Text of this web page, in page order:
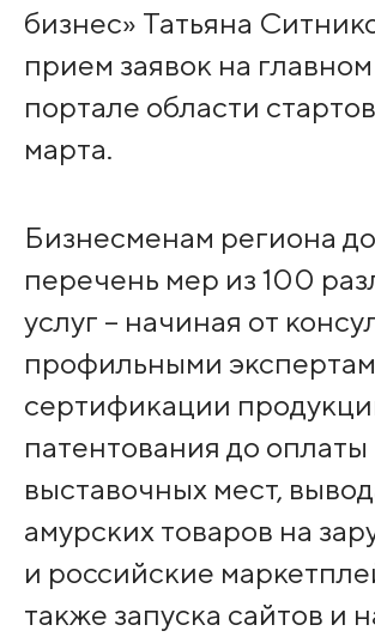
бизнес» Татьяна
прием заявок на
портале области
марта.
Бизнесменам региона
перечень мер из 100
услуг – начиная от
профильными
сертификации
патентования до оплаты
выставочных мест,
амурских товаров на
и российские
также запуска сайтов и